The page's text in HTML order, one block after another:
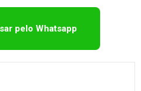
pelo Whatsapp